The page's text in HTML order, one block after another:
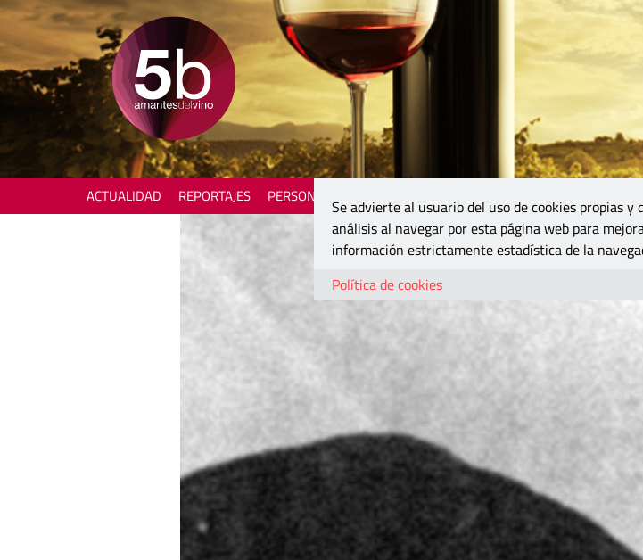
ACTUALIDAD REPORTAJES PERSONAJES
Se advierte al usuario del uso de cookies propias y
análisis al navegar por esta página web para
información estrictamente estadística de la
Política de cookies